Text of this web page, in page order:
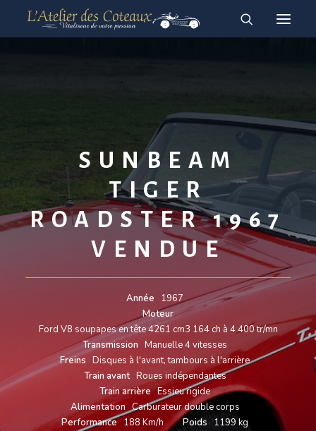
RESTAURATION
ACHAT-VENTE
À vendre
English
Français
SUNBEAM
TIGER
ROADSTER 1967
VENDUE
Année
1967
Moteur
Ford V8 soupapes en tête 4261 cm3 164 ch à 4 400 tr/mn
Transmission Manuelle 4 vitesses
Freins Disques à l'avant, tambours à l'arrière
Train avant Roues indépendantes
Train arrière Essieu rigide
Alimentation Carburateur double corps
Performance 188 Km/h Poids
1199 kg